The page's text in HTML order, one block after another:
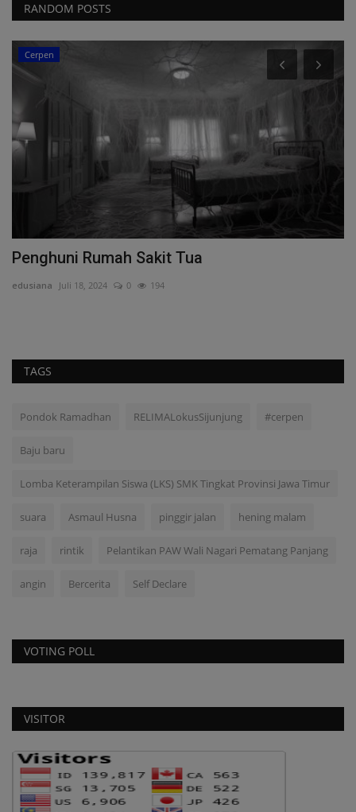
RANDOM POSTS
Cerpen
Penghuni Rumah Sakit Tua
edusiana Juli 18, 2024 0 194
TAGS
Pondok Ramadhan RELIMALokusSijunjung #cerpen
Baju baru
Lomba Keterampilan Siswa (LKS) SMK Tingkat Provinsi Jawa Timur
suara Asmaul Husna pinggir jalan hening malam
raja rintik Pelantikan PAW Wali Nagari Pematang Panjang
angin Bercerita Self Declare
VOTING POLL
VISITOR